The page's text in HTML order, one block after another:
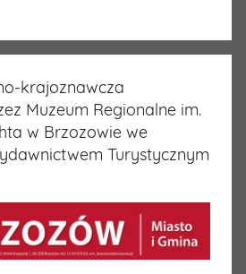
krajoznawcza
Muzeum Regionalne im.
w Brzozowie we
Turystycznym